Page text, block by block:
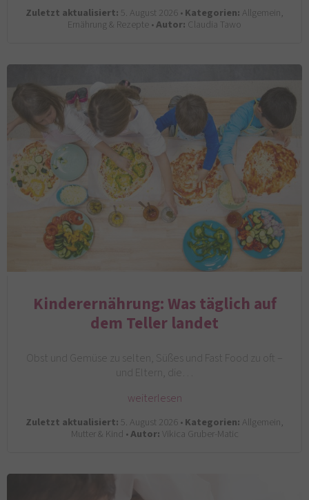
Zuletzt aktualisiert: 5. August 2026 •Kategorien: Allgemein,
Ernährung & Rezepte •Autor: Claudia Tawo
Kinderernährung: Was täglich auf
dem Teller landet
Obst und Gemüse zu selten, Süßes und Fast Food zu oft –
und Eltern, die…
weiterlesen
Zuletzt aktualisiert: 5. August 2026 •Kategorien: Allgemein,
Mutter & Kind •Autor:Vikica Gruber-Matic